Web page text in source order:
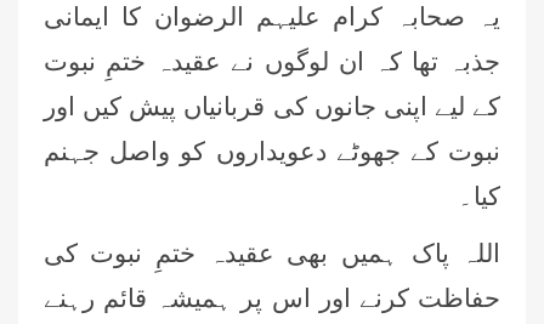
یہ صحابہ کرام علیہم الرضوان کا ایمانی
جذبہ تھا کہ ان لوگوں نے عقیدہ ختمِ نبوت
کے لیے اپنی جانوں کی قربانیاں پیش کیں اور
نبوت کے جھوٹے دعویداروں کو واصل جہنم
کیا۔
اللہ پاک ہمیں بھی عقیدہ ختمِ نبوت کی
حفاظت کرنے اور اس پر ہمیشہ قائم رہنے
محمد سعد عمران (درجہ عالیہ مرکزی
جامعۃ المدینہ فیضانِ مدینہ ،کراچی
،پاکستان)
احمد رضا ہاشمی (درجہ خامسہ مرکزی
جامعۃ المدينہ فيضان عثمان غنى،
کراچی،پاکستان)
مرکزی جامعۃ المدینہ فیضانِ مدینہ،
کراچی،پاکستان)
عبدالرؤف (درجہ سابعہ جامعۃ المدینہ